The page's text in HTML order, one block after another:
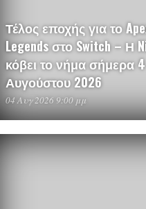
Τέλος εποχής για το
Legends στο Switch – Η
κόβει το νήμα σήμερα 4
Αυγούστου 2026
04 Αυγ 2026 9:00 μμ